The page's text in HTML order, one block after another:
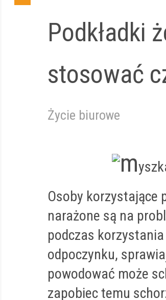
Podkładki
stosować
Życie biurowe
Osoby korzystające
narażone są na
podczas
odpoczynku,
powodować może
zapobiec temu